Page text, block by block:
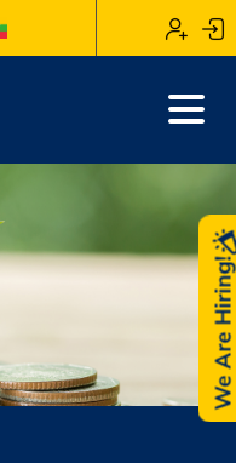
We Are Hiring!